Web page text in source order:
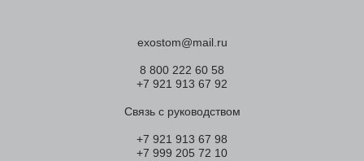
exostom@mail.ru
8 800 222 60 58
+7 921 913 67 92
Связь с руководством
+7 921 913 67 98
+7 999 205 72 10